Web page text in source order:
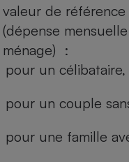
valeur de
(dépense
ménage) :
pour un
pour un couple
pour une famille